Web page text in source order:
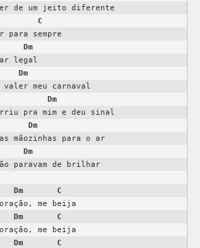
de um jeito diferente
C
sempre
Dm
Dm
Dm
Dm
  Eu vi de longe suas mãozinhas para o ar
Dm
Dm
C
Dm
C
Dm
C